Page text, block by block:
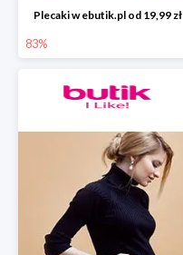
Plecaki w ebutik.pl od 19,99 zł
83%